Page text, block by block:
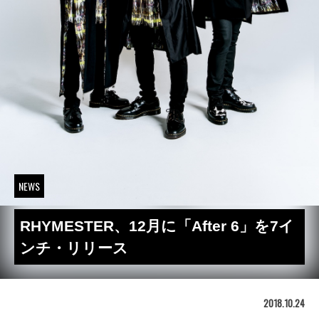
NEWS
RHYMESTER、12月に「After 6」を7イ
ンチ・リリース
2018.10.24